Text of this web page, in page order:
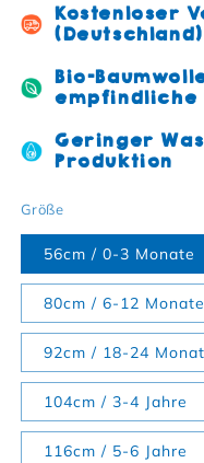
Kostenloser
(Deutschland)
Bio-
empfindliche
Geringer
Produktion
Größe
56cm / 0-3 Monate
80cm / 6-12 Monate
92cm / 18-24
104cm / 3-4 Jahre
116cm / 5-6 Jahre